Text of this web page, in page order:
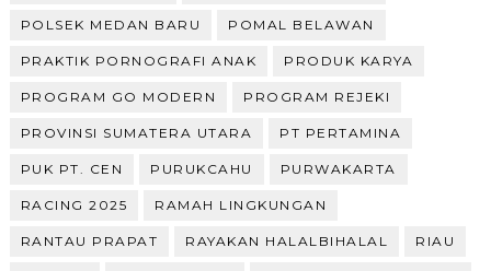
POLSEK MEDAN BARU POMAL BELAWAN
PRAKTIK PORNOGRAFI ANAK PRODUK KARYA
PROGRAM GO MODERN PROGRAM REJEKI
PROVINSI SUMATERA UTARA PT PERTAMINA
PUK PT. CEN PURUKCAHU PURWAKARTA
RACING 2025 RAMAH LINGKUNGAN
RANTAU PRAPAT RAYAKAN HALALBIHALAL RIAU